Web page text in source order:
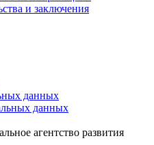
и заключения
данных
данных
агентство развития